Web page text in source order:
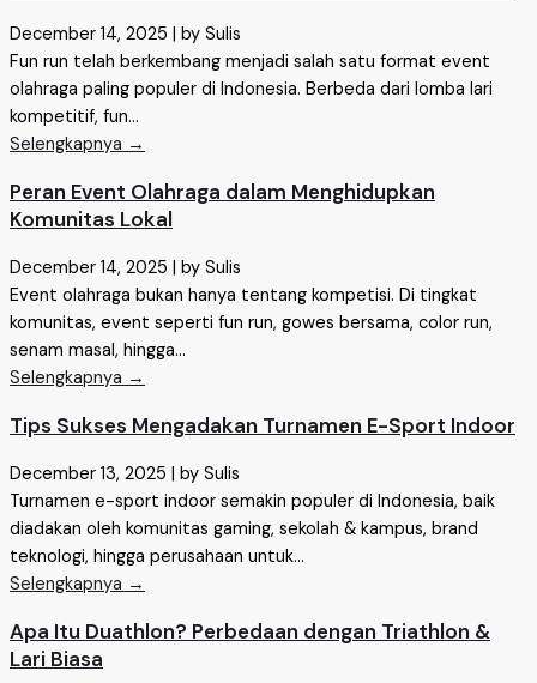
December 14, 2025 | by Sulis
Fun run telah berkembang menjadi salah satu format event
olahraga paling populer di Indonesia. Berbeda dari lomba lari
kompetitif, fun...
Selengkapnya →
Peran Event Olahraga dalam Menghidupkan
Komunitas Lokal
December 14, 2025 | by Sulis
Event olahraga bukan hanya tentang kompetisi. Di tingkat
komunitas, event seperti fun run, gowes bersama, color run,
senam masal, hingga...
Selengkapnya →
Tips Sukses Mengadakan Turnamen E-Sport Indoor
December 13, 2025
by Sulis
Turnamen e-sport indoor semakin populer di Indonesia, baik
diadakan oleh komunitas gaming, sekolah & kampus, brand
teknologi, hingga perusahaan untuk...
Selengkapnya →
Apa Itu Duathlon? Perbedaan dengan Triathlon &
Lari Biasa